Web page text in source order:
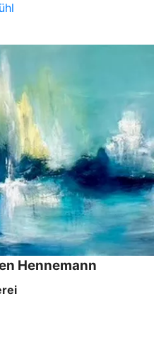
Hennemann